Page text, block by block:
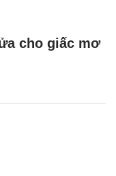
cho giấc mơ